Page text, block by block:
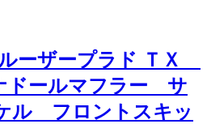
ーザープラド ＴＸ
ドールマフラー サ
ル フロントスキッ